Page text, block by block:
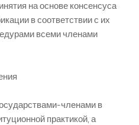
на основе консенсуса
в соответствии с их
всеми членами
членами в
практикой, а